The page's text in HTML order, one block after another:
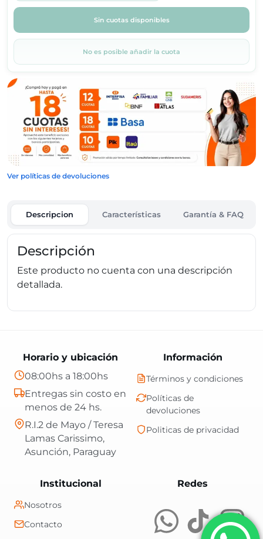
Sin cuotas disponibles
No es posible añadir la cuota
Ver políticas de devoluciones
Descripcion Características Garantía & FAQ
Descripción
Este producto no cuenta con una descripción
detallada.
RedesCentral Shop es
Información
Términos y condiciones
Políticas de
devoluciones
Politicas de privacidad
Institucional
Nosotros
Contacto
Horario y ubicación
08:00hs a 18:00hs
Entregas sin costo en
menos de 24 hs.
R.I.2 de Mayo / Teresa
Lamas Carissimo,
Asunción, Paraguay